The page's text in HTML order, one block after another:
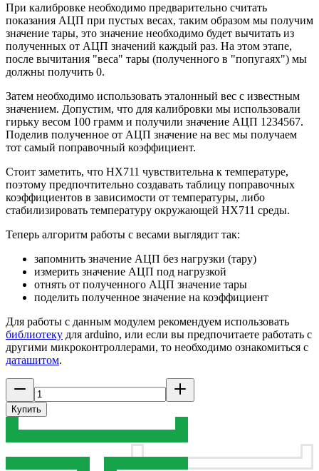
При калибровке необходимо предварительно считать
показания АЦП при пустых весах, таким образом мы получим
значение тары, это значение необходимо будет вычитать из
полученных от АЦП значений каждый раз. На этом этапе,
после вычитания "веса" тары (полученного в "попугаях") мы
должны получить 0.
Затем необходимо использовать эталонный вес с известным
значением. Допустим, что для калибровки мы использовали
гирьку весом 100 грамм и получили значение АЦП 1234567.
Поделив полученное от АЦП значение на вес мы получаем
тот самый поправочный коэффициент.
Стоит заметить, что HX711 чувствительна к температуре,
поэтому предпочтительно создавать таблицу поправочных
коэффициентов в зависимости от температуры, либо
стабилизировать температуру окружающей HX711 среды.
Теперь алгоритм работы с весами выглядит так:
запомнить значение АЦП без нагрузки (тару)
измерить значение АЦП под нагрузкой
отнять от полученного АЦП значение тары
поделить полученное значение на коэффициент
Для работы с данным модулем рекомендуем использовать
библиотеку для arduino, или если вы предпочитаете работать с
другими микроконтроллерами, то необходимо ознакомиться с
даташитом.
Купить